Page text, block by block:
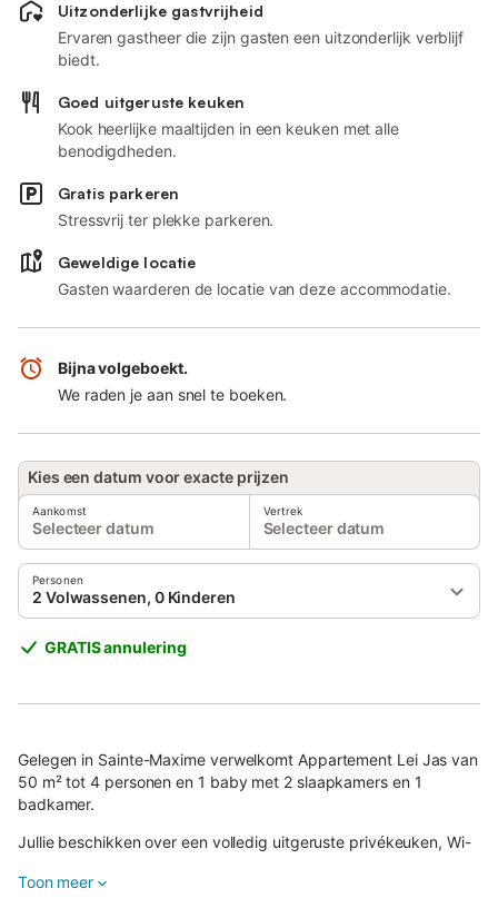
Uitzonderlijke gastvrijheid
Ervaren gastheer die zijn gasten een uitzonderlijk verblijf
biedt.
Goed uitgeruste keuken
Kook heerlijke maaltijden in een keuken met alle
benodigdheden.
Gratis parkeren
Stressvrij ter plekke parkeren.
Geweldige locatie
Gasten waarderen de locatie van deze accommodatie.
Bijna volgeboekt.
We raden je aan snel te boeken.
Kies een datum voor exacte prijzen
Aankomst
Selecteer datum
Vertrek
Selecteer datum
Personen
2 Volwassenen, 0 Kinderen
GRATIS annulering
Gelegen in Sainte-Maxime verwelkomt Appartement Lei Jas van
50 m² tot 4 personen en 1 baby met 2 slaapkamers en 1
badkamer.
Jullie beschikken over een volledig uitgeruste privékeuken, Wi-
babybedje.
Toon meer